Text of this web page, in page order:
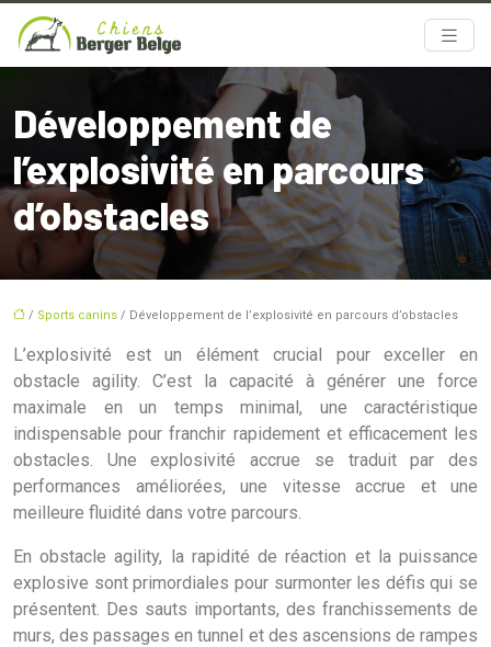
Développement de
l’explosivité en parcours
d’obstacles
/ Sports canins / Développement de l’explosivité en parcours d’obstacles
L’explosivité est un élément crucial pour exceller en
obstacle agility. C’est la capacité à générer une force
maximale en un temps minimal, une caractéristique
indispensable pour franchir rapidement et efficacement les
obstacles. Une explosivité accrue se traduit par des
performances améliorées, une vitesse accrue et une
meilleure fluidité dans votre parcours.
En obstacle agility, la rapidité de réaction et la puissance
explosive sont primordiales pour surmonter les défis qui se
présentent. Des sauts importants, des franchissements de
murs, des passages en tunnel et des ascensions de rampes